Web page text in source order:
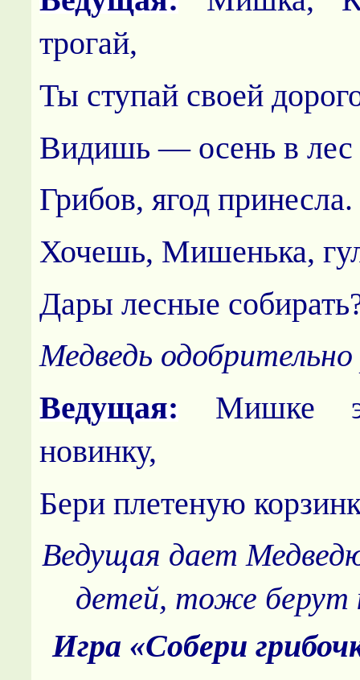
трогай,
Ты ступай своей
Видишь — осень в
Грибов, ягод принесла.
Хочешь, Мишенька,
Дары лесные
Медведь
Ведущая: Мишке
новинку,
Бери плетеную
Ведущая дает
детей, тоже берут
Игра «Собери